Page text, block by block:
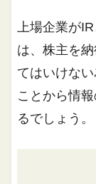
上場企業が
は、株主を
てはいけな
ことから情
るでしょう。